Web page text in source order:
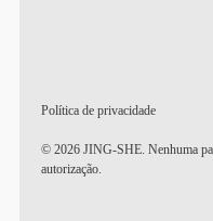
Política de privacidade
© 2026 JING-SHE. Nenhuma
autorização.